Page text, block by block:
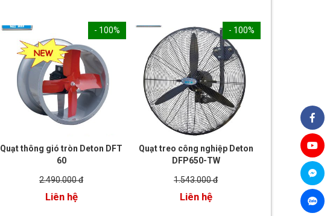
- 100%
Quạt thông gió tròn Deton DFT
60
2.490.000 đ
Liên hệ
- 100%
Quạt treo công nghiệp Deton
DFP650-TW
1.543.000 đ
Liên hệ